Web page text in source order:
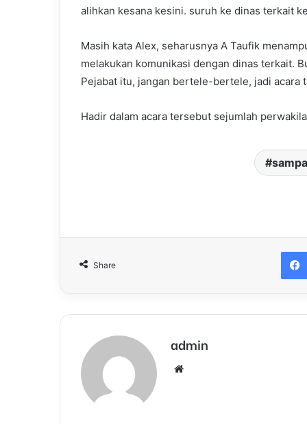
alihkan kesana kesini. suruh ke dinas terkait
Masih kata Alex, seharusnya A Taufik
melakukan komunikasi dengan dinas terkait.
Pejabat itu, jangan bertele-bertele, jadi acara
Hadir dalam acara tersebut sejumlah
Share
admin